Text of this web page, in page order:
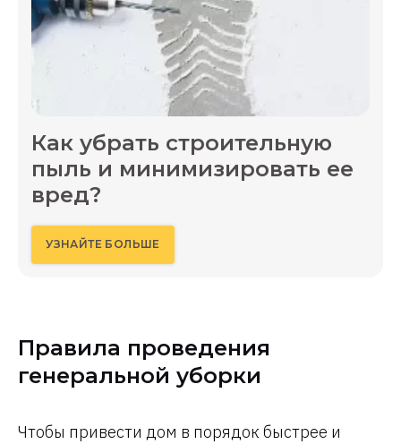
Как убрать строительную
пыль и минимизировать ее
вред?
УЗНАЙТЕ БОЛЬШЕ
Правила проведения
генеральной уборки
Чтобы привести дом в порядок быстрее и